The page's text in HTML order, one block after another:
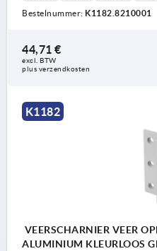
Bestelnummer: K1182.8210001
44,71 €
excl. BTW
plus verzendkosten
K1182
VEERSCHARNIER VEER
ALUMINIUM KLEURLOOS